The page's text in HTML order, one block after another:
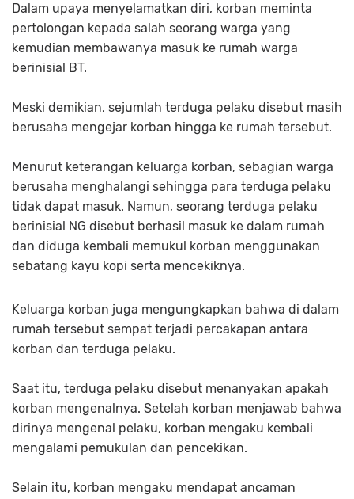
Dalam upaya menyelamatkan diri, korban meminta
pertolongan kepada salah seorang warga yang
kemudian membawanya masuk ke rumah warga
berinisial BT.
Meski demikian, sejumlah terduga pelaku disebut masih
berusaha mengejar korban hingga ke rumah tersebut.
Menurut keterangan keluarga korban, sebagian warga
berusaha menghalangi sehingga para terduga pelaku
tidak dapat masuk. Namun, seorang terduga pelaku
berinisial NG disebut berhasil masuk ke dalam rumah
dan diduga kembali memukul korban menggunakan
sebatang kayu kopi serta mencekiknya.
Keluarga korban juga mengungkapkan bahwa di dalam
rumah tersebut sempat terjadi percakapan antara
korban dan terduga pelaku.
Saat itu, terduga pelaku disebut menanyakan apakah
korban mengenalnya. Setelah korban menjawab bahwa
dirinya mengenal pelaku, korban mengaku kembali
mengalami pemukulan dan pencekikan.
Selain itu, korban mengaku mendapat ancaman